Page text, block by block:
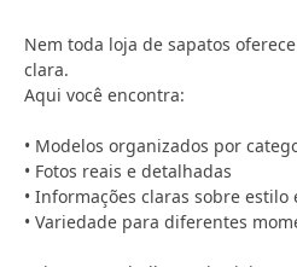
Nem toda loja de sapatos
clara.
Aqui você encontra:
• Modelos organizados por
• Fotos reais e detalhadas
• Informações claras sobre estilo
• Variedade para diferentes